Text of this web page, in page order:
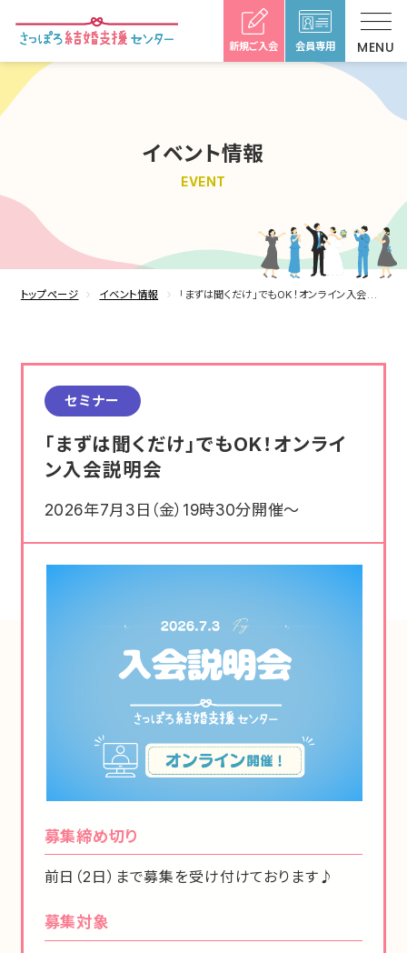
新規ご入会 会員専用
イベント情報
EVENT
トップページ イベント情報 「まずは聞くだけ」でもOK！オンライン入会説明会
セミナー
「まずは聞くだけ」でもOK！オンライ
ン入会説明会
2026年7月3日（金）19時30分開催～
募集締め切り
前日（2日）まで募集を受け付けております♪
募集対象